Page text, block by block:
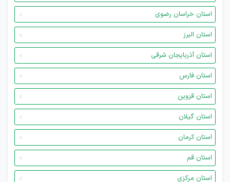
استان خراسان رضوی
استان البرز
استان آذربایجان شرقی
استان فارس
استان قزوین
استان گیلان
استان کرمان
استان قم
استان مرکزی